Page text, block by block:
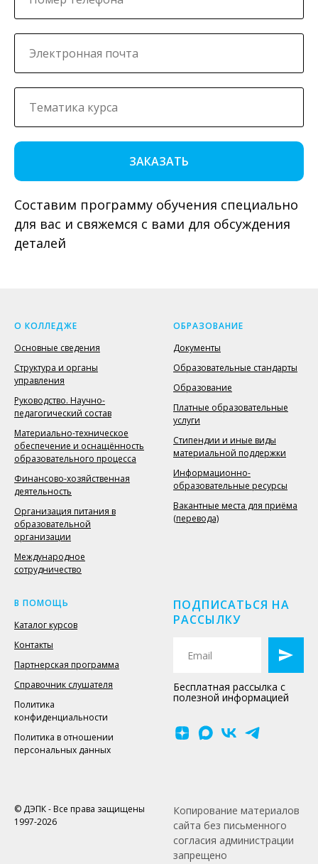
ЗАКАЗАТЬ
Составим программу обучения специально
для вас и свяжемся с вами для обсуждения
деталей
О КОЛЛЕДЖЕ
Основные сведения
Структура и органы
управления
Руководство. Научно-
педагогический состав
Материально-техническое
обеспечение и оснащённость
образовательного процесса
Финансово-хозяйственная
деятельность
Организация питания в
образовательной
организации
Международное
сотрудничество
ОБРАЗОВАНИЕ
Документы
Образовательные стандарты
Образование
Платные образовательные
услуги
Стипендии и иные виды
материальной поддержки
Информационно-
образовательные ресурсы
Вакантные места для приёма
(перевода)
В ПОМОЩЬ
Каталог курсов
Контакты
Партнерская программа
Справочник слушателя
Политика
конфиденциальности
Политика в отношении
персональных данных
ПОДПИСАТЬСЯ НА
РАССЫЛКУ
Бесплатная рассылка с
полезной информацией
© ДЭПК - Все права защищены
1997-2026
Копирование материалов
сайта без письменного
согласия администрации
запрещено